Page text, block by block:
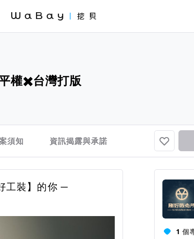
| 台灣最值得信賴的群眾集資 / 群眾募資平台
權✖️台灣打版
須知 資訊揭露與承諾
工裝】的你 ─
1 個